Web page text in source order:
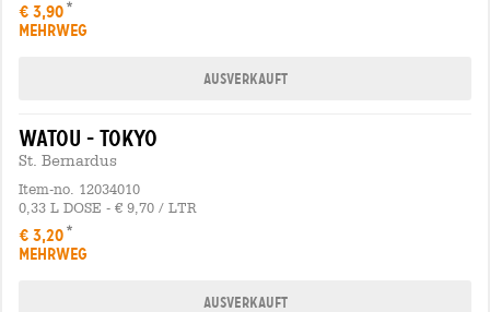
€ 3,90
MEHRWEG
Ausverkauft
watou - tokyo
St. Bernardus
Item-no. 12034010
0,33 L DOSE - € 9,70 / LTR
€ 3,20
MEHRWEG
Ausverkauft